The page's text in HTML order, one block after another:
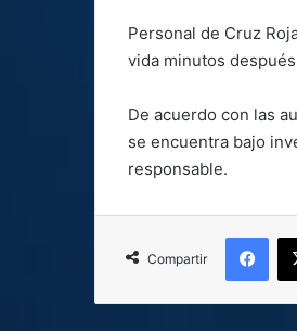
Personal de Cruz
vida minutos
De acuerdo con las
se encuentra bajo
responsable.
Compartir